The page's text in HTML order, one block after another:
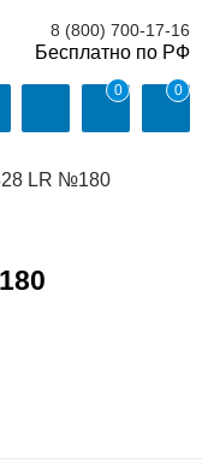
8 (800) 700-17-16
0 0
LR №180